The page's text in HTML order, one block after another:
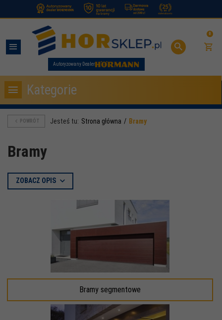
Autoryzowany Dealer
0
Kategorie
POWRÓT Jesteś tu: Strona główna Bramy
Bramy
ZOBACZ OPIS
Bramy segmentowe